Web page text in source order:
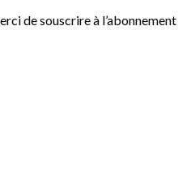
de souscrire à l’abonnement